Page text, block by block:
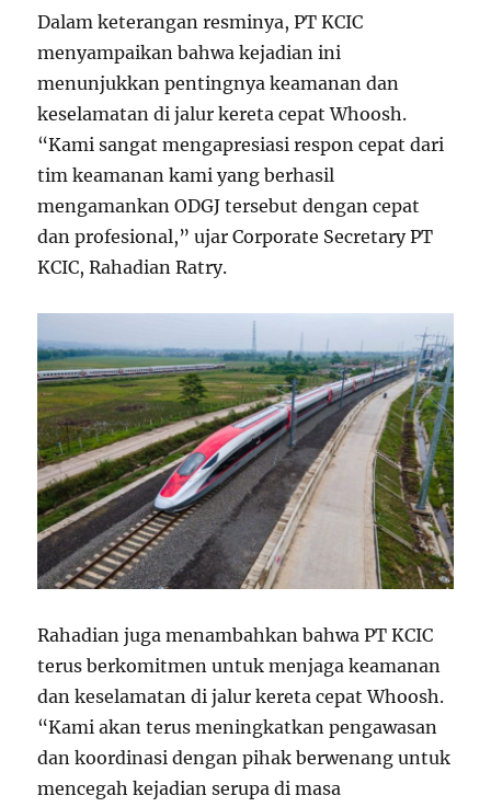
Dalam keterangan resminya, PT KCIC
menyampaikan bahwa kejadian ini
menunjukkan pentingnya keamanan dan
keselamatan di jalur kereta cepat Whoosh.
“Kami sangat mengapresiasi respon cepat dari
tim keamanan kami yang berhasil
mengamankan ODGJ tersebut dengan cepat
dan profesional,” ujar Corporate Secretary PT
KCIC, Rahadian Ratry.
Rahadian juga menambahkan bahwa PT KCIC
terus berkomitmen untuk menjaga keamanan
dan keselamatan di jalur kereta cepat Whoosh.
“Kami akan terus meningkatkan pengawasan
dan koordinasi dengan pihak berwenang untuk
mencegah kejadian serupa di masa